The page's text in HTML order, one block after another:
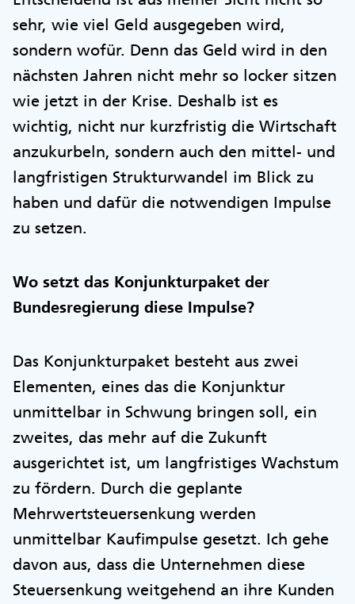
sehr, wie viel Geld ausgegeben wird,
sondern wofür. Denn das Geld wird in den
nächsten Jahren nicht mehr so locker sitzen
wie jetzt in der Krise. Deshalb ist es
wichtig, nicht nur kurzfristig die Wirtschaft
anzukurbeln, sondern auch den mittel- und
langfristigen Strukturwandel im Blick zu
haben und dafür die notwendigen Impulse
zu setzen.
Wo setzt das Konjunkturpaket der
Bundesregierung diese Impulse?
Das Konjunkturpaket besteht aus zwei
Elementen, eines das die Konjunktur
unmittelbar in Schwung bringen soll, ein
zweites, das mehr auf die Zukunft
ausgerichtet ist, um langfristiges Wachstum
zu fördern. Durch die geplante
Mehrwertsteuersenkung werden
unmittelbar Kaufimpulse gesetzt. Ich gehe
davon aus, dass die Unternehmen diese
Steuersenkung weitgehend an ihre Kunden